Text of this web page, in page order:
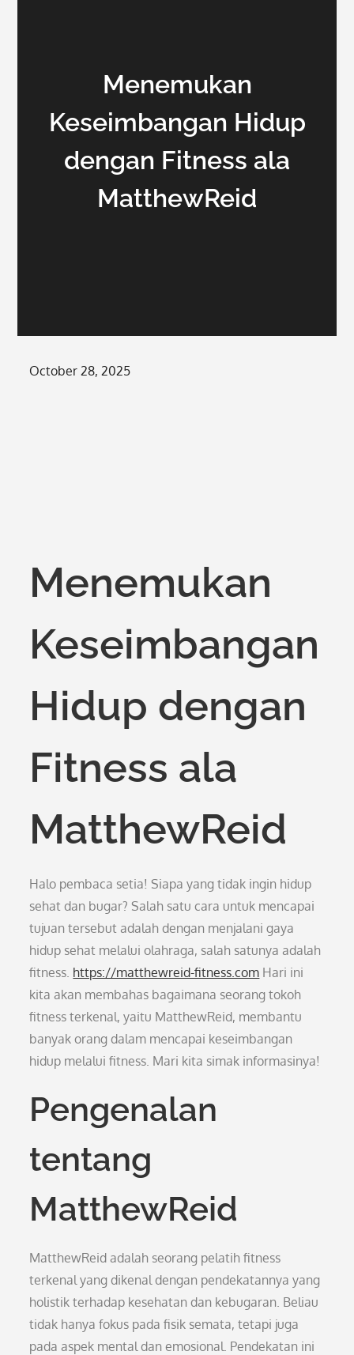
Menemukan
Keseimbangan Hidup
dengan Fitness ala
MatthewReid
Posted
October 28, 2025
Menemukan
Keseimbangan
Hidup dengan
Fitness ala
MatthewReid
Halo pembaca setia! Siapa yang tidak ingin hidup
sehat dan bugar? Salah satu cara untuk mencapai
tujuan tersebut adalah dengan menjalani gaya
hidup sehat melalui olahraga, salah satunya adalah
fitness. https://matthewreid-fitness.com Hari ini
kita akan membahas bagaimana seorang tokoh
fitness terkenal, yaitu MatthewReid, membantu
banyak orang dalam mencapai keseimbangan
hidup melalui fitness. Mari kita simak informasinya!
Pengenalan
tentang
MatthewReid
MatthewReid adalah seorang pelatih fitness
terkenal yang dikenal dengan pendekatannya yang
holistik terhadap kesehatan dan kebugaran. Beliau
tidak hanya fokus pada fisik semata, tetapi juga
pada aspek mental dan emosional. Pendekatan ini